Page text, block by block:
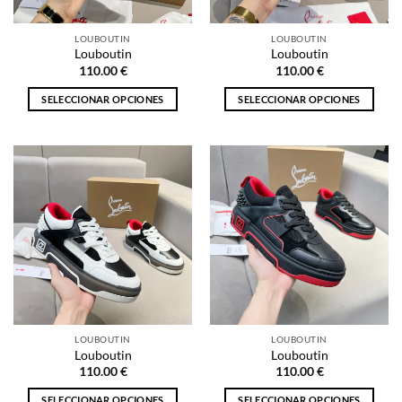
en
la
página
de
en
la
página
de
LOUBOUTIN
Louboutin
110.00€
SELECCIONAR OPCIONES
tiene
múltiples
variantes.
Las
opciones
se
pueden
elegir
en
la
página
de
LOUBOUTIN
Louboutin
110.00€
SELECCIONAR OPCIONES
múltiples
variantes.
Las
opciones
se
pueden
elegir
en
la
página
de
LOUBOUTIN
Louboutin
110.00€
SELECCIONAR OPCIONES
LOUBOUTIN
Louboutin
110.00€
SELECCIONAR OPCIONES